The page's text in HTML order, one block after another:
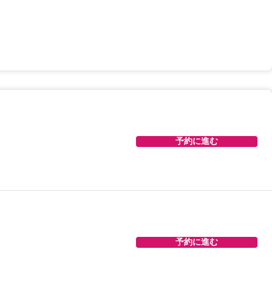
予約に進む
予約に進む